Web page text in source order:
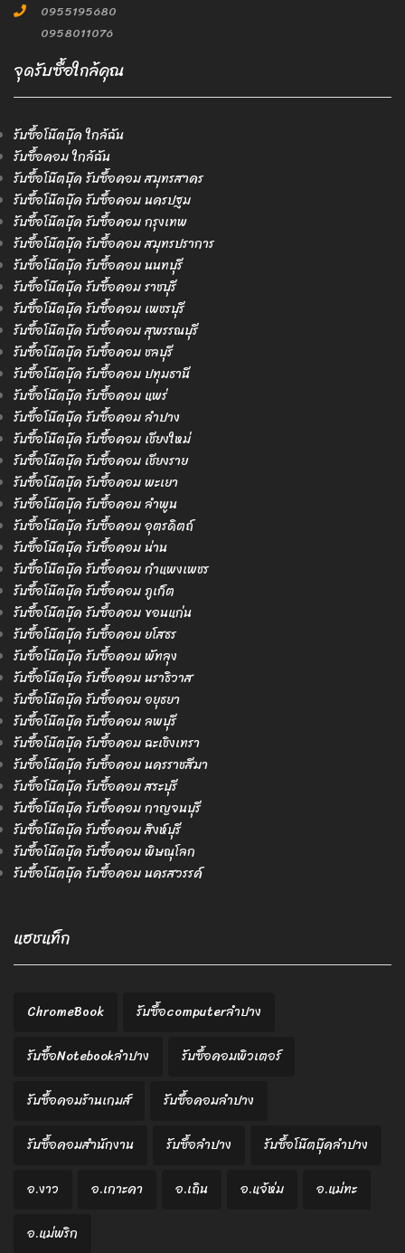
0955195680
0958011076
จุดรับซื้อใกล้คุณ
รับซื้อโน๊ตบุ๊ค ใกล้ฉัน
รับซื้อคอม ใกล้ฉัน
รับซื้อโน๊ตบุ๊ค รับซื้อคอม สมุทรสาคร
รับซื้อโน๊ตบุ๊ค รับซื้อคอม นครปฐม
รับซื้อโน๊ตบุ๊ค รับซื้อคอม กรุงเทพ
รับซื้อโน๊ตบุ๊ค รับซื้อคอม สมุทรปราการ
รับซื้อโน๊ตบุ๊ค รับซื้อคอม นนทบุรี
รับซื้อโน๊ตบุ๊ค รับซื้อคอม ราชบุรี
รับซื้อโน๊ตบุ๊ค รับซื้อคอม เพชรบุรี
รับซื้อโน๊ตบุ๊ค รับซื้อคอม สุพรรณบุรี
รับซื้อโน๊ตบุ๊ค รับซื้อคอม ชลบุรี
รับซื้อโน๊ตบุ๊ค รับซื้อคอม ปทุมธานี
รับซื้อโน๊ตบุ๊ค รับซื้อคอม แพร่
รับซื้อโน๊ตบุ๊ค รับซื้อคอม ลำปาง
รับซื้อโน๊ตบุ๊ค รับซื้อคอม เชียงใหม่
รับซื้อโน๊ตบุ๊ค รับซื้อคอม เชียงราย
รับซื้อโน๊ตบุ๊ค รับซื้อคอม พะเยา
รับซื้อโน๊ตบุ๊ค รับซื้อคอม ลำพูน
รับซื้อโน๊ตบุ๊ค รับซื้อคอม อุตรดิตถ์
รับซื้อโน๊ตบุ๊ค รับซื้อคอม น่าน
รับซื้อโน๊ตบุ๊ค รับซื้อคอม กำแพงเพชร
รับซื้อโน๊ตบุ๊ค รับซื้อคอม ภูเก็ต
รับซื้อโน๊ตบุ๊ค รับซื้อคอม ขอนแก่น
รับซื้อโน๊ตบุ๊ค รับซื้อคอม ยโสธร
รับซื้อโน๊ตบุ๊ค รับซื้อคอม พัทลุง
รับซื้อโน๊ตบุ๊ค รับซื้อคอม นราธิวาส
รับซื้อโน๊ตบุ๊ค รับซื้อคอม อยุธยา
รับซื้อโน๊ตบุ๊ค รับซื้อคอม ลพบุรี
รับซื้อโน๊ตบุ๊ค รับซื้อคอม ฉะเชิงเทรา
รับซื้อโน๊ตบุ๊ค รับซื้อคอม นครราชสีมา
รับซื้อโน๊ตบุ๊ค รับซื้อคอม สระบุรี
รับซื้อโน๊ตบุ๊ค รับซื้อคอม กาญจนบุรี
รับซื้อโน๊ตบุ๊ค รับซื้อคอม สิงห์บุรี
รับซื้อโน๊ตบุ๊ค รับซื้อคอม พิษณุโลก
รับซื้อโน๊ตบุ๊ค รับซื้อคอม นครสวรรค์
แฮชแท็ก
ChromeBook
รับซื้อcomputerลำปาง
รับซื้อNotebookลำปาง
รับซื้อคอมพิวเตอร์
รับซื้อคอมร้านเกมส์
รับซื้อคอมลำปาง
รับซื้อคอมสำนักงาน
รับซื้อลำปาง
รับซื้อโน๊ตบุ๊คลำปาง
อ.งาว
อ.เกาะคา อ.เถิน อ.แจ้ห่ม
อ.แม่ทะ
อ.แม่พริก